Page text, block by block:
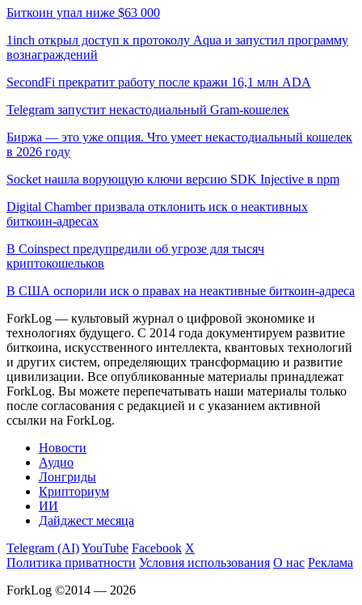
Биткоин упал ниже $63 000
1inch открыл доступ к протоколу Aqua и запустил программу
вознаграждений
SecondFi прекратит работу после кражи 16,1 млн ADA
Telegram запустит некастодиальный Gram-кошелек
Биржа — это уже опция. Что умеет некастодиальный кошелек
в 2026 году
Socket нашла ворующую ключи версию SDK Injective в npm
Digital Chamber призвала отклонить иск о неактивных
биткоин-адресах
В Coinspect предупредили об угрозе для тысяч
криптокошельков
В США оспорили иск о правах на неактивные биткоин-адреса
ForkLog — культовый журнал о цифровой экономике и
технологиях будущего. С 2014 года документируем развитие
биткоина, искусственного интеллекта, квантовых технологий
и других систем, определяющих трансформацию и развитие
цивилизации. Все опубликованные материалы принадлежат
ForkLog. Вы можете перепечатывать наши материалы только
после согласования с редакцией и с указанием активной
ссылки на ForkLog.
Новости
Аудио
Лонгриды
Крипториум
ИИ
Дайджест месяца
Telegram (AI)YouTube Facebook X
Политика приватности Условия использования О нас Реклама
ForkLog ©2014 — 2026